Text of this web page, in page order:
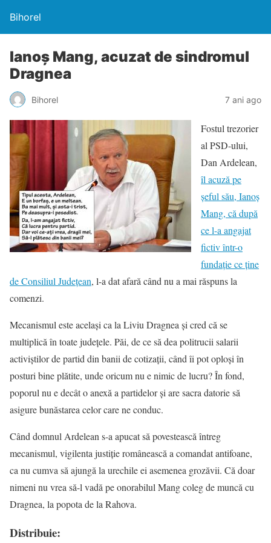
Bihorel
Ianoș Mang, acuzat de sindromul
Dragnea
Bihorel 7 ani ago
Fostul trezorier
al PSD-ului,
Dan Ardelean,
îl acuză pe
șeful său, Ianoș
Mang, că după
ce l-a angajat
fictiv într-o
fundație ce ține
de Consiliul Județean, l-a dat afară când nu a mai răspuns la
comenzi.
Mecanismul este același ca la Liviu Dragnea și cred că se
multiplică în toate județele. Păi, de ce să dea politrucii salarii
activiștilor de partid din banii de cotizații, când îi pot oploși în
posturi bine plătite, unde oricum nu e nimic de lucru? În fond,
poporul nu e decât o anexă a partidelor și are sacra datorie să
asigure bunăstarea celor care ne conduc.
Când domnul Ardelean s-a apucat să povestească întreg
mecanismul, vigilenta justiție românească a comandat antifoane,
ca nu cumva să ajungă la urechile ei asemenea grozăvii. Că doar
nimeni nu vrea să-l vadă pe onorabilul Mang coleg de muncă cu
Dragnea, la popota de la Rahova.
Distribuie: